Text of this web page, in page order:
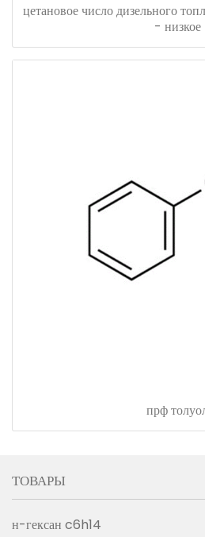
цетановое число дизельного
- низкое
прф
ТОВАРЫ
н-гексан c6h14